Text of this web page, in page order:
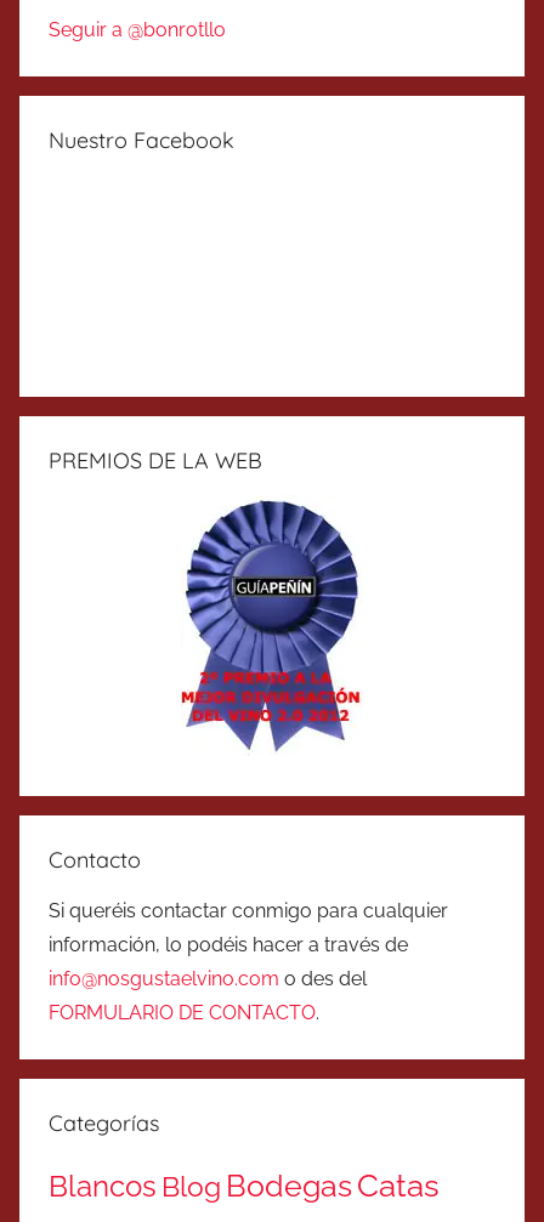
Seguir a @bonrotllo
Nuestro Facebook
PREMIOS DE LA WEB
Contacto
Si queréis contactar conmigo para cualquier
información, lo podéis hacer a través de
info@nosgustaelvino.com o des del
FORMULARIO DE CONTACTO.
Categorías
Blancos Blog BodegasCatas